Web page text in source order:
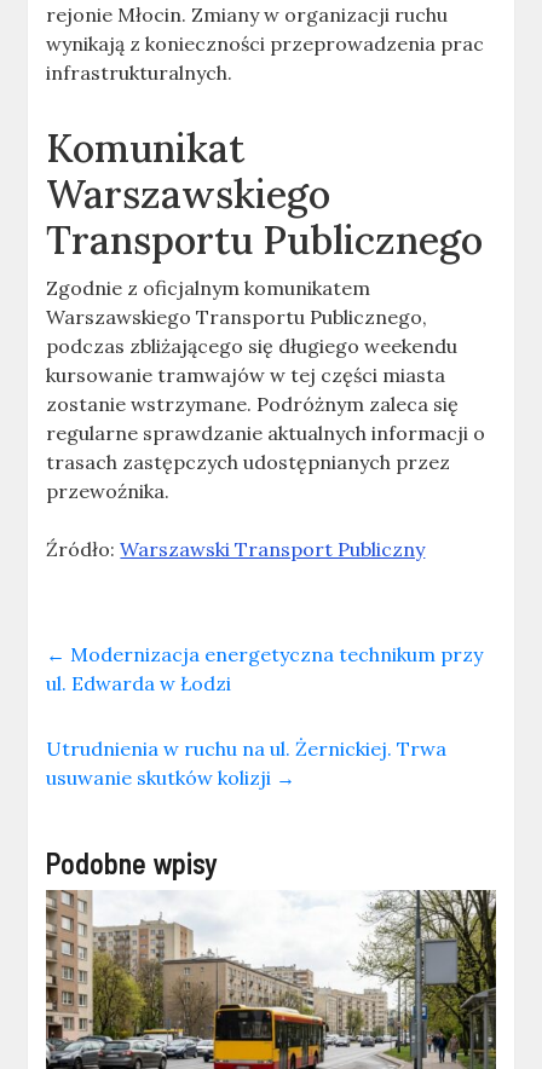
rejonie Młocin. Zmiany w organizacji ruchu
wynikają z konieczności przeprowadzenia prac
infrastrukturalnych.
Komunikat
Warszawskiego
Transportu Publicznego
Zgodnie z oficjalnym komunikatem
Warszawskiego Transportu Publicznego,
podczas zbliżającego się długiego weekendu
kursowanie tramwajów w tej części miasta
zostanie wstrzymane. Podróżnym zaleca się
regularne sprawdzanie aktualnych informacji o
trasach zastępczych udostępnianych przez
przewoźnika.
Źródło:Warszawski Transport Publiczny
← Modernizacja energetyczna technikum przy
ul. Edwarda w Łodzi
Utrudnienia w ruchu na ul. Żernickiej. Trwa
usuwanie skutków kolizji →
Podobne wpisy